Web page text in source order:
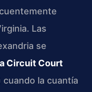
Las
se
Circuit Court
la cuantía